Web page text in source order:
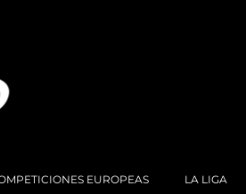
EUROPEAS LA LIGA